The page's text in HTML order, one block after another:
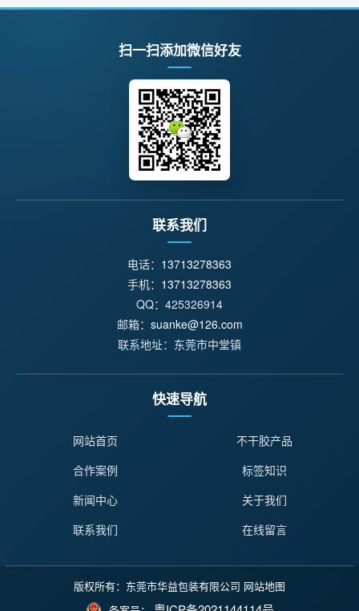
扫一扫添加微信好友
联系我们
电话： 13713278363
手机： 13713278363
QQ：425326914
邮箱： suanke@126.com
联系地址：东莞市中堂镇
快速导航
网站首页
不干胶产品
合作案例
标签知识
新闻中心
关于我们
联系我们
在线留言
版权所有：东莞市华益包装有限公司 网站地图